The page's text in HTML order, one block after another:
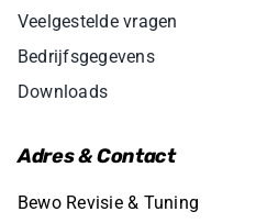
Veelgestelde vragen
Bedrijfsgegevens
Downloads
Adres & Contact
Bewo Revisie & Tuning